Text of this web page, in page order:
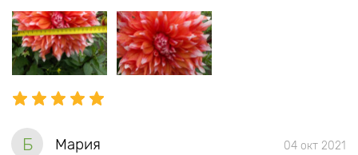
Б Мария 04 окт 2021